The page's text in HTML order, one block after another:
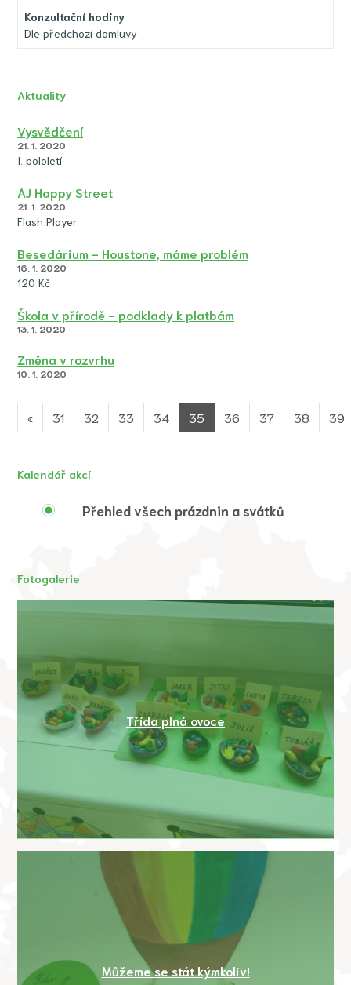
Konzultační hodiny
Dle předchozí domluvy
Aktuality
Vysvědčení
21. 1. 2020
I. pololetí
AJ Happy Street
21. 1. 2020
Flash Player
Besedárium - Houstone, máme problém
16. 1. 2020
120 Kč
Škola v přírodě - podklady k platbám
13. 1. 2020
Změna v rozvrhu
10. 1. 2020
« 31 32 33 34 35 36 37 38 39
Kalendář akcí
Přehled všech prázdnin a svátků
Fotogalerie
Třída plná ovoce
Můžeme se stát kýmkoliv!